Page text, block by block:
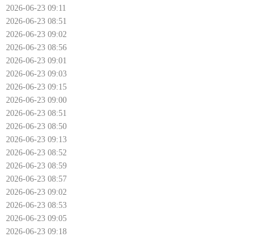
2026-06-23 09:11
2026-06-23 08:51
2026-06-23 09:02
2026-06-23 08:56
2026-06-23 09:01
2026-06-23 09:03
2026-06-23 09:15
2026-06-23 09:00
2026-06-23 08:51
2026-06-23 08:50
2026-06-23 09:13
2026-06-23 08:52
2026-06-23 08:59
2026-06-23 08:57
2026-06-23 09:02
2026-06-23 08:53
2026-06-23 09:05
2026-06-23 09:18